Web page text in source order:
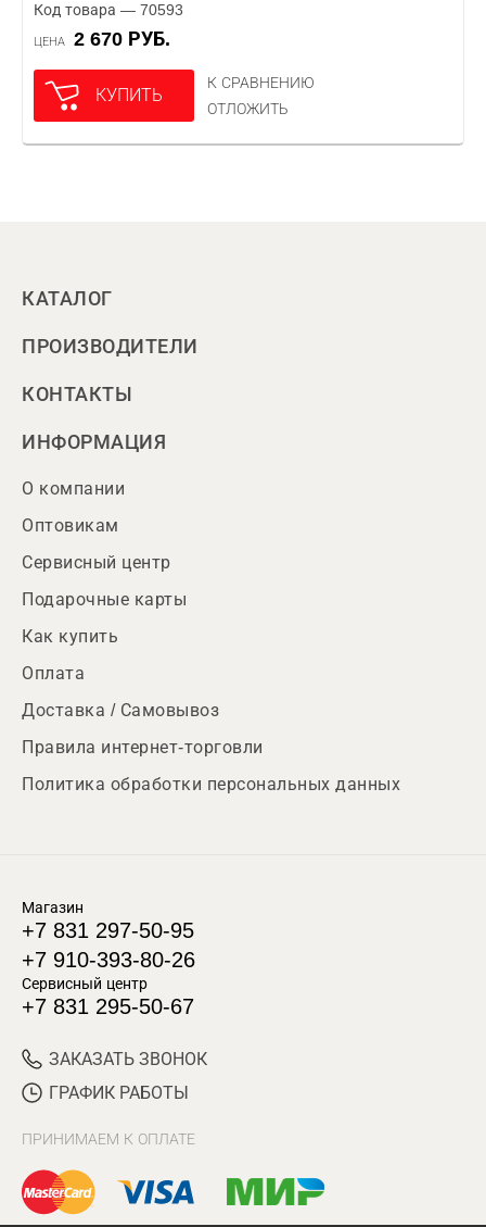
Код товара — 70593
ЦЕНА 2 670 РУБ.
КУПИТЬ
К СРАВНЕНИЮ
ОТЛОЖИТЬ
КАТАЛОГ
ПРОИЗВОДИТЕЛИ
КОНТАКТЫ
ИНФОРМАЦИЯ
О компании
Оптовикам
Сервисный центр
Подарочные карты
Как купить
Оплата
Доставка / Самовывоз
Правила интернет-торговли
Политика обработки персональных данных
Магазин
+7 831 297-50-95
+7 910-393-80-26
Сервисный центр
+7 831 295-50-67
ЗАКАЗАТЬ ЗВОНОК
ГРАФИК РАБОТЫ
ПРИНИМАЕМ К ОПЛАТЕ